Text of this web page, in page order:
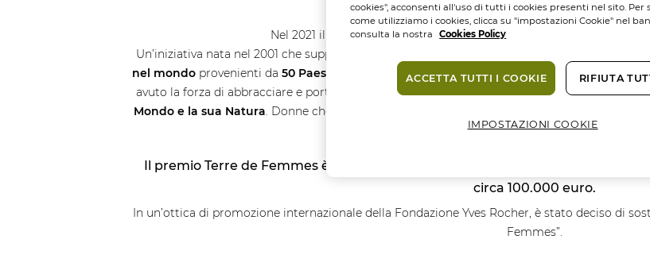
Nel 2021 il programma Terre de Femmes de la Fondazione Yves
Un’iniziativa nata nel 2001 che supporta l’imprenditoria femminile in campo etico e sociale
nel mondo provenienti da 50 Paesi differenti
. Donne straordinarie che, munite di
avuto la forza di abbracciare e portare il cambiamento. Sono tutte donne straordinarie con
Mondo e la sua Natura. Donne che sono state celebrate e valorizzate anche attraverso
lungo il loro percorso.
Il premio Terre de Femmes è stato presente fino al 2022 anche in Italia per
circa 100.000 euro.
In un’ottica di promozione internazionale della Fondazione Yves Rocher, è stato deciso di
Femmes”.
cookies", acconsenti all'uso di tutti i cookies presenti nel sito. Per
come utilizziamo i cookies, clicca su "impostazioni Cookie" nel
consulta la nostra
Cookies Policy
RIFIUTA
ACCETTA TUTTI I COOKIE
IMPOSTAZIONI COOKIE